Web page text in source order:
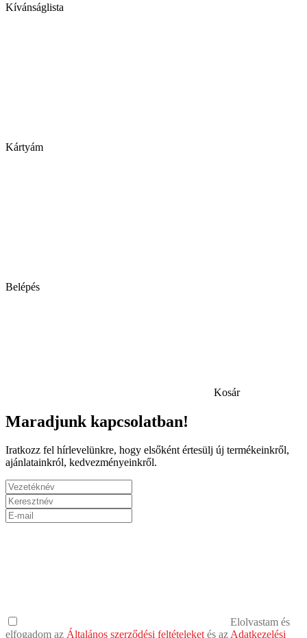
Kívánságlista
Kártyám
Belépés
Kosár
Maradjunk kapcsolatban!
Iratkozz fel hírlevelünkre, hogy elsőként értesülj új termékeinkről,
ajánlatainkról, kedvezményeinkről.
Elolvastam és
elfogadom az Általános szerződési feltételeketés azAdatkezelési